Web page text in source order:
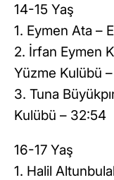
14-15 Yaş
1. Eymen Ata –
2. İrfan Eymen
Yüzme Kulübü
3. Tuna
Kulübü – 32:54
16-17 Yaş
1. Halil